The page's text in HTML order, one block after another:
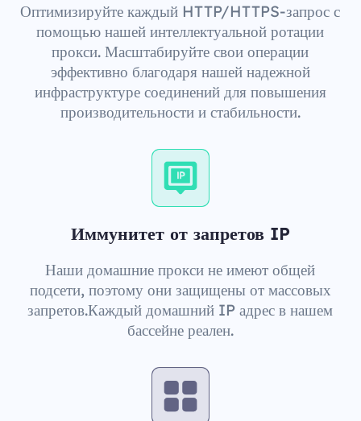
Оптимизируйте каждый HTTP/HTTPS-запрос с
помощью нашей интеллектуальной ротации
прокси. Масштабируйте свои операции
эффективно благодаря нашей надежной
инфраструктуре соединений для повышения
производительности и стабильности.
Иммунитет от запретов IP
Наши домашние прокси не имеют общей
подсети, поэтому они защищены от массовых
запретов.Каждый домашний IP адрес в нашем
бассейне реален.